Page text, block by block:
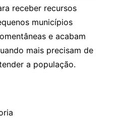
receber recursos
municípios
e acabam
mais precisam de
a população.